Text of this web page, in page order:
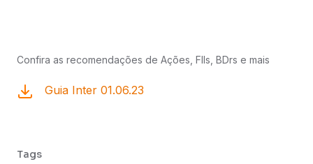
Confira as recomendações de Ações, FIIs, BDrs e mais
Guia Inter 01.06.23
Tags